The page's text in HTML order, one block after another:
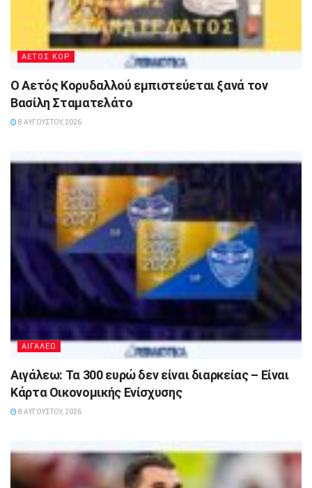
ΑΕΤΟΣ ΚΟΡ
Ο Αετός Κορυδαλλού εμπιστεύεται ξανά τον
Βασίλη Σταματελάτο
8 ΑΥΓΟΎΣΤΟΥ, 2026
ΑΙΓΑΛΕΩ
Αιγάλεω: Τα 300 ευρώ δεν είναι διαρκείας – Είναι
Κάρτα Οικονομικής Ενίσχυσης
8 ΑΥΓΟΎΣΤΟΥ, 2026